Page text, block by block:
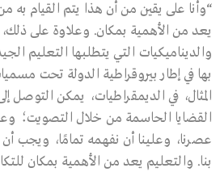
“وأنا على يقين من أن هذا يتم القيام به
يعد من الأهمية بمكان. وعلاوة على
والديناميكيات التي يتطلبها التعليم
بها في إطار بيروقراطية الدولة تحت
المثال، في الديمقراطيات، يمكن التوصل
القضايا الحاسمة من خلال التصويت؛
عصرنا، وعلينا أن نفهمه تمامًا، ويجب
بنا. والتعليم يعد من الأهمية بمكان